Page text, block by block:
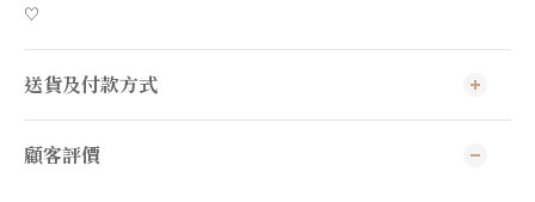
♡
送貨及付款方式
顧客評價